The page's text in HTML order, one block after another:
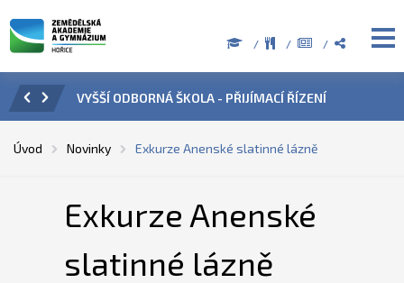
ŘÍZENÍ ÚŘEDNÍ HODINY V OBDOBÍ LETNÍCH PRÁZDNIN
Úvod Novinky Exkurze Anenské slatinné lázně
Exkurze Anenské
slatinné lázně